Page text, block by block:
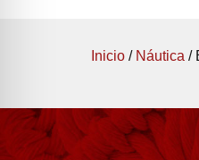
Inicio / Náutica /